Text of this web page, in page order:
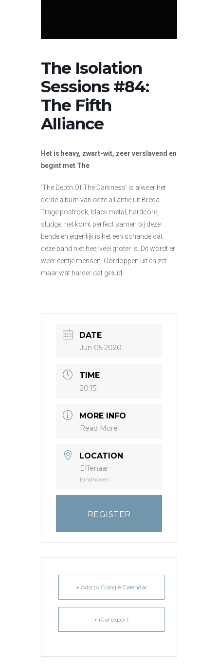
The Isolation
Sessions #84:
The Fifth
Alliance
Het is heavy, zwart-wit, zeer verslavend en
begint met The
‘The Depth Of The Darkness’ is alweer het
derde album van deze alliantie uit Breda.
Trage postrock, black metal, hardcore,
sludge, het komt perfect samen bij deze
bende en eigenlijk is het een schande dat
deze band niet heel veel groter is. Dit wordt er
weer eentje mensen. Oordoppen uit en zet
maar wat harder dat geluid.
DATE
Jun 05 2020
TIME
20:15
MORE INFO
Read More
LOCATION
Effenaar
Eindhoven
REGISTER
+ Add to Google Calendar
+ iCal export